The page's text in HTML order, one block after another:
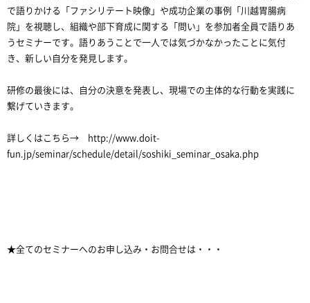
で語りかける「ファシリテート映像」や成功企業の事例「川越胃腸病
院」を視聴し、組織や部下育成に関する「問い」を参加者全員で語りあ
うセミナーです。語りあうことで一人では気づかなかったことに気付
き、新しい自分を発見します。
研修の最後には、自分の決意を発表し、現場での主体的な行動を実践に
繋げていきます。
詳しくはこちら→ http://www.doit-
fun.jp/seminar/schedule/detail/soshiki_seminar_osaka.php
★全てのセミナーへのお申し込み・お問合せは・・・